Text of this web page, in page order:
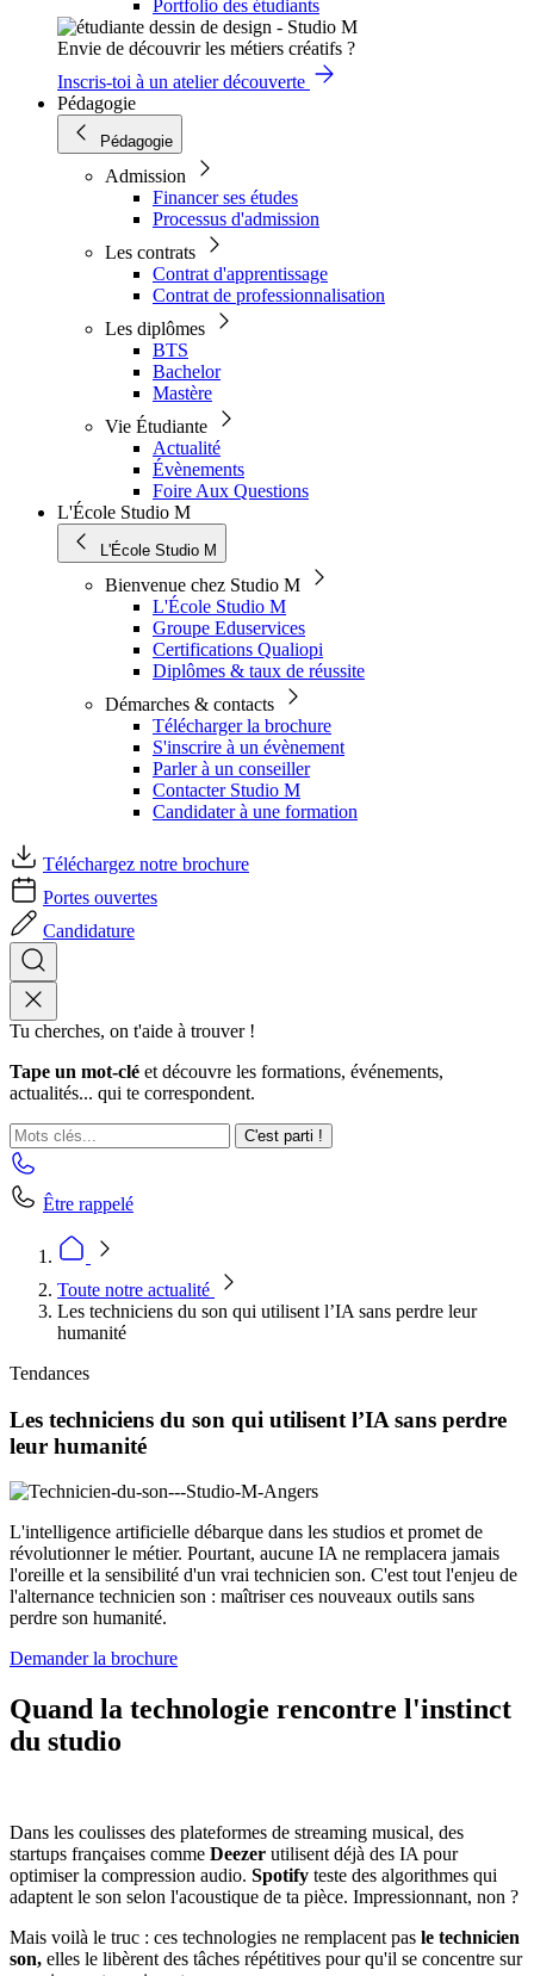
Portfolio des étudiants
Envie de découvrir les métiers créatifs ?
Inscris-toi à un atelier découverte
Pédagogie
Pédagogie
Admission
Financer ses études
Processus d'admission
Les contrats
Contrat d'apprentissage
Contrat de professionnalisation
Les diplômes
BTS
Bachelor
Mastère
Vie Étudiante
Actualité
Évènements
Foire Aux Questions
L'École Studio M
L'École Studio M
Bienvenue chez Studio M
L'École Studio M
Groupe Eduservices
Certifications Qualiopi
Diplômes & taux de réussite
Démarches & contacts
Télécharger la brochure
S'inscrire à un évènement
Parler à un conseiller
Contacter Studio M
Candidater à une formation
Téléchargez notre brochure
Portes ouvertes
Candidature
Tu cherches, on t'aide à trouver !
Tape un mot-clé et découvre les formations, événements,
actualités... qui te correspondent.
C'est parti !
Être rappelé
Toute notre actualité
Les techniciens du son qui utilisent l’IA sans perdre leur
humanité
Tendances
Les techniciens du son qui utilisent l’IA sans perdre
leur humanité
L'intelligence artificielle débarque dans les studios et promet de
révolutionner le métier. Pourtant, aucune IA ne remplacera jamais
l'oreille et la sensibilité d'un vrai technicien son. C'est tout l'enjeu de
l'alternance technicien son : maîtriser ces nouveaux outils sans
perdre son humanité.
Demander la brochure
Quand la technologie rencontre l'instinct
du studio
Dans les coulisses des plateformes de streaming musical, des
startups françaises comme Deezer utilisent déjà des IA pour
optimiser la compression audio. Spotify teste des algorithmes qui
adaptent le son selon l'acoustique de ta pièce. Impressionnant, non ?
Mais voilà le truc : ces technologies ne remplacent pas le technicien
son, elles le libèrent des tâches répétitives pour qu'il se concentre sur